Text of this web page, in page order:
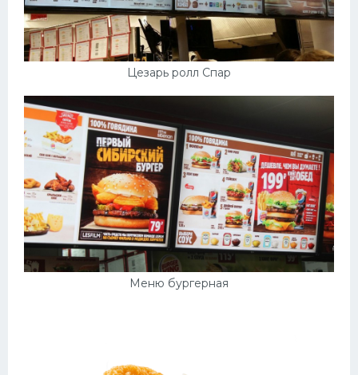
Цезарь ролл Спар
Меню бургерная